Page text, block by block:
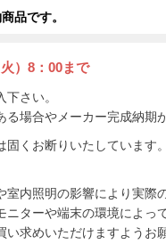
品です。
）8：00まで
さい。
る場合やメーカー完成納
くお断りいたしています。
室内照明の影響により実際
ニターや端末の環境によ
求めいただけますようお